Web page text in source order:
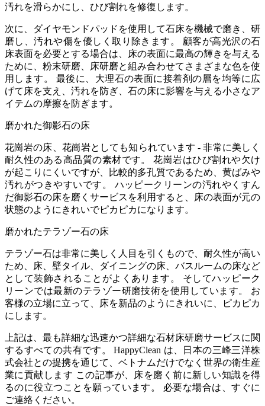
汚れを滑らかにし、ひび割れを修復します。
次に、ダイヤモンドパッドを使用して石床を機械で磨き、研
磨し、汚れや傷を優しく取り除きます。 顧客が高光沢の石
床表面を必要とする場合は、床の表面に最高の輝きを与える
ために、粉末研磨、床研磨と組み合わせてさまざまな色を使
用します。 最後に、大理石の表面に接着剤の層を均等に広
げて床を支え、汚れを防ぎ、石の床に影響を与える小さなア
イテムの摩擦を防ぎます。
磨かれた御影石の床
花崗岩の床、花崗岩としても知られています - 非常に美しく
耐久性のある高品質の素材です。 花崗岩はひび割れや欠け
が起こりにくいですが、比較的多孔質であるため、黄ばみや
汚れがつきやすいです。 ハッピークリーンの汚れやくすん
だ御影石の床を磨くサービスを利用すると、床の表面が元の
状態のようにきれいでピカピカになります。
磨かれたテラゾー石の床
テラゾー石は非常に美しく人目を引くもので、耐久性が高い
ため、床、壁タイル、ダイニングの床、バスルームの床など
として装飾されることがよくあります。 そしてハッピーク
リーンでは最新のテラゾー研磨技術を使用しています。 お
客様の立場に立って、床を新品のようにきれいに、ピカピカ
にします。
上記は、最も詳細な迅速かつ詳細な石材床研磨サービスに関
するすべての共有です。 HappyClean は、日本の三峰三洋株
式会社との提携を通じて、ベトナムだけでなく世界の衛生産
業に貢献します この記事が、床を磨く前に新しい知識を得
るのに役立つことを願っています。 必要な場合は、すぐに
ご連絡ください。